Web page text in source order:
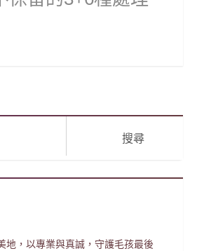
地，以專業與真誠，守護毛孩最後